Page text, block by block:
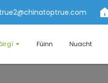
Fúinn Nuacht